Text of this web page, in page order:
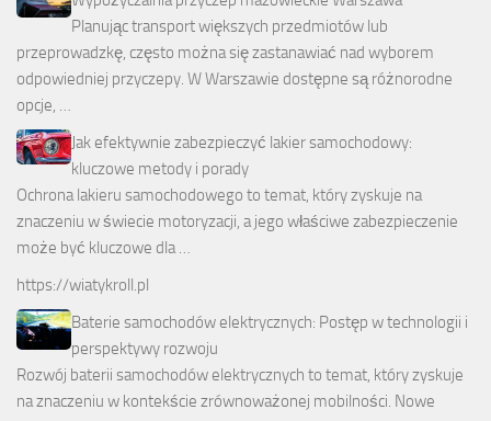
Planując transport większych przedmiotów lub
przeprowadzkę, często można się zastanawiać nad wyborem
odpowiedniej przyczepy. W Warszawie dostępne są różnorodne
opcje, …
Jak efektywnie zabezpieczyć lakier samochodowy:
kluczowe metody i porady
Ochrona lakieru samochodowego to temat, który zyskuje na
znaczeniu w świecie motoryzacji, a jego właściwe zabezpieczenie
może być kluczowe dla …
https://wiatykroll.pl
Baterie samochodów elektrycznych: Postęp w technologii i
perspektywy rozwoju
Rozwój baterii samochodów elektrycznych to temat, który zyskuje
na znaczeniu w kontekście zrównoważonej mobilności. Nowe